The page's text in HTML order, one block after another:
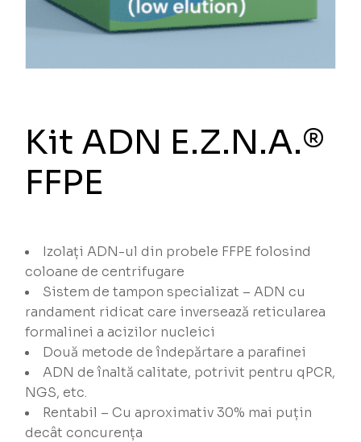
Kit ADN E.Z.N.A.®
FFPE
Izolați ADN-ul din probele FFPE folosind
coloane de centrifugare
Sistem de tampon specializat – ADN cu
randament ridicat care inversează reticularea
formalinei a acizilor nucleici
Două metode de îndepărtare a parafinei
ADN de înaltă calitate, potrivit pentru qPCR,
NGS, etc.
Rentabil – Cu aproximativ 30% mai puțin
decât concurența